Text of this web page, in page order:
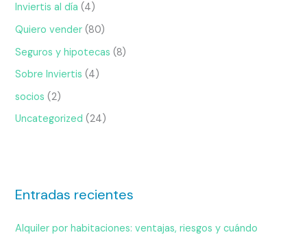
Inviertis al día (4)
Quiero vender (80)
Seguros y hipotecas (8)
Sobre Inviertis (4)
socios (2)
Uncategorized (24)
Entradas recientes
Alquiler por habitaciones: ventajas, riesgos y cuándo